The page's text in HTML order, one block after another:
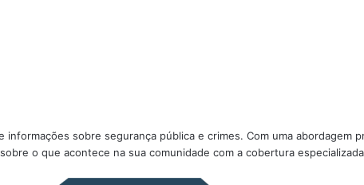
sobre segurança pública e crimes. Com uma
o que acontece na sua comunidade com a cobertura